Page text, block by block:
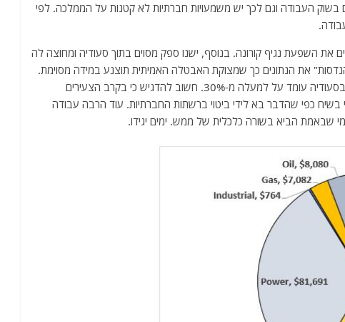
העבודה וגם לכך יש משמעויות חברתיות לא קטנות על הממלכה. לפי
את השפעת נגיף קורונה. בנוסף, ישנו ספק מסוים בתוך סעודיה ומחוצה לה
את הנתונים כך שמצוקת האבטלה האמיתית תוצנע במידה מסוימת.
כלכלנים עצמאיים טענו בעבר כי שיעור האבטלה האמיתי בסעודיה עומד על למעלה מ-30%. חשוב להדגיש כי בקרב הצעירים
בשיח כפי שהדבר בא לידי ביטוי ברשתות החברתיות. עוד הרבה עבודה
שבאמת הביא בשורה כלכלית של ממש. ימים יגידו.